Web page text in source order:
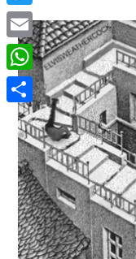
a
c
e
b
T
w
i
t
E
m
a
W
h
A
m